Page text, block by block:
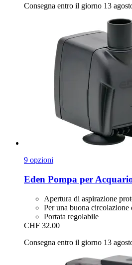
Consegna entro il giorno 13
9 opzioni
Eden Pompa per
Apertura di aspirazione
Per una buona circolazione
Portata regolabile
CHF 32.00
Consegna entro il giorno 13